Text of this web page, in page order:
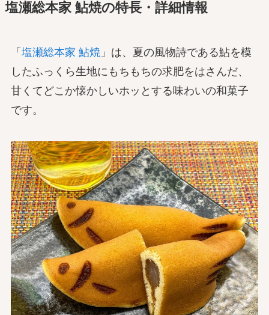
塩瀬総本家 鮎焼の特長・詳細情報
「 塩瀬総本家 鮎焼」は、夏の風物詩である鮎を模
したふっくら生地にもちもちの求肥をはさんだ、
甘くてどこか懐かしいホッとする味わいの和菓子
です。